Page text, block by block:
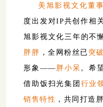
美旭影视文化董
度出发对IP共创作相
旭影视文化三年的不
胖胖 ，全网粉丝已 突
形象——胖小呆 。希
借助饭扫光集团 行业
销售特性 ，共同打造